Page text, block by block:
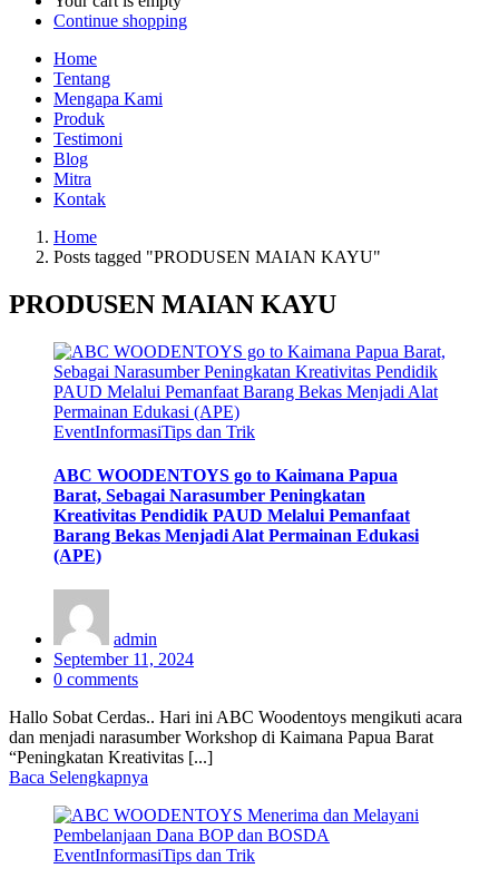
Continue shopping
Home
Tentang
Mengapa Kami
Produk
Testimoni
Blog
Mitra
Kontak
Home
Posts tagged "PRODUSEN MAIAN KAYU"
PRODUSEN MAIAN KAYU
EventInformasiTips dan Trik
ABC WOODENTOYS go to Kaimana Papua
Barat, Sebagai Narasumber Peningkatan
Kreativitas Pendidik PAUD Melalui Pemanfaat
Barang Bekas Menjadi Alat Permainan Edukasi
(APE)
admin
Posted
on
September 11, 2024
0 comments
Hallo Sobat Cerdas.. Hari ini ABC Woodentoys mengikuti acara
dan menjadi narasumber Workshop di Kaimana Papua Barat
“Peningkatan Kreativitas [...]
Baca Selengkapnya
EventInformasiTips dan Trik